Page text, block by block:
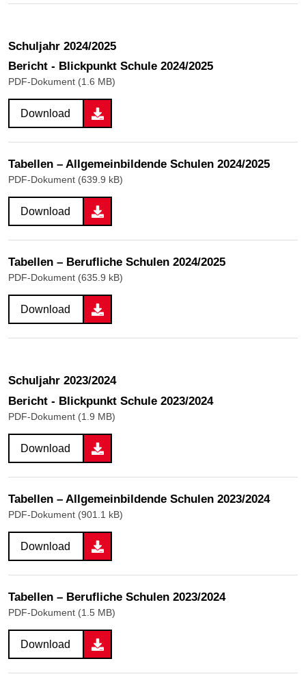
Schuljahr 2024/2025
Bericht - Blickpunkt Schule 2024/2025
PDF-Dokument (1.6 MB)
Download
Tabellen – Allgemeinbildende Schulen 2024/2025
PDF-Dokument (639.9 kB)
Download
Tabellen – Berufliche Schulen 2024/2025
PDF-Dokument (635.9 kB)
Download
Schuljahr 2023/2024
Bericht - Blickpunkt Schule 2023/2024
PDF-Dokument (1.9 MB)
Download
Tabellen – Allgemeinbildende Schulen 2023/2024
PDF-Dokument (901.1 kB)
Download
Tabellen – Berufliche Schulen 2023/2024
PDF-Dokument (1.5 MB)
Download